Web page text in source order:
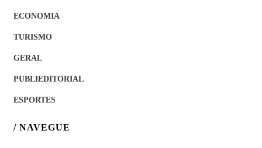
ECONOMIA
TURISMO
GERAL
PUBLIEDITORIAL
ESPORTES
/ NAVEGUE